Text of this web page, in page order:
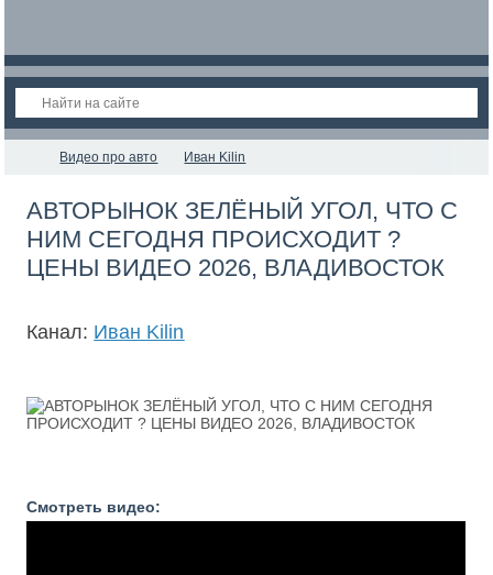
Видео про авто Иван Kilin
АВТОРЫНОК ЗЕЛЁНЫЙ УГОЛ, ЧТО С
НИМ СЕГОДНЯ ПРОИСХОДИТ ?
ЦЕНЫ ВИДЕО 2026, ВЛАДИВОСТОК
Канал: Иван Kilin
Смотреть видео: